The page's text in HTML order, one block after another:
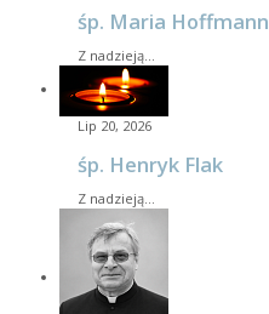
śp. Maria Hoffmann
Z nadzieją…
Lip 20, 2026
śp. Henryk Flak
Z nadzieją…